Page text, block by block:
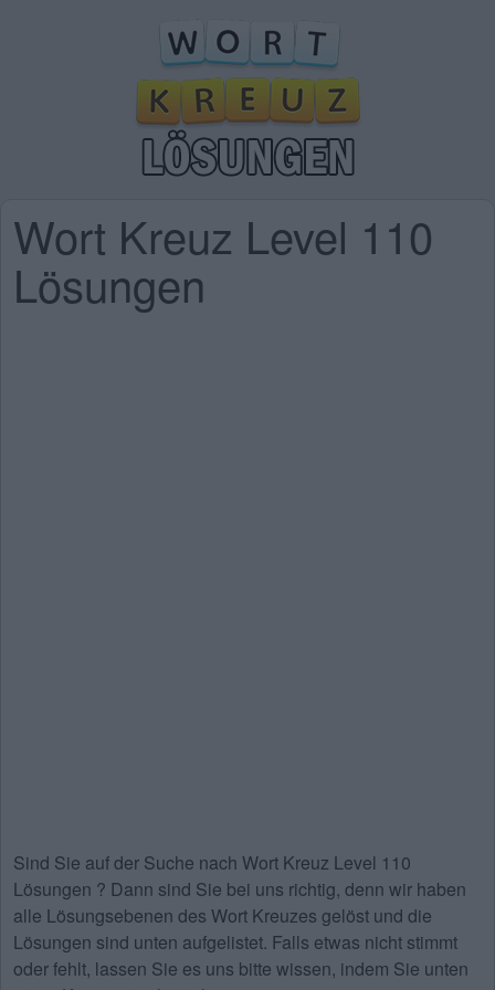
Wort Kreuz Level 110
Lösungen
Sind Sie auf der Suche nach Wort Kreuz Level 110
Lösungen ? Dann sind Sie bei uns richtig, denn wir haben
alle Lösungsebenen des Wort Kreuzes gelöst und die
Lösungen sind unten aufgelistet. Falls etwas nicht stimmt
oder fehlt, lassen Sie es uns bitte wissen, indem Sie unten